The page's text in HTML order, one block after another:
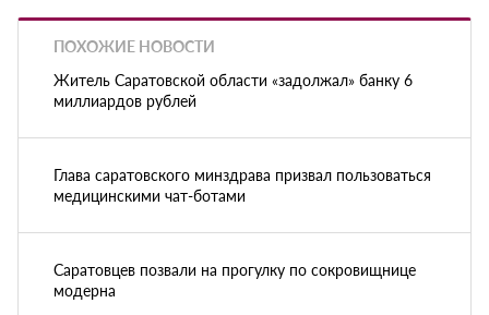
ПОХОЖИЕ НОВОСТИ
Житель Саратовской области «задолжал» банку 6
миллиардов рублей
Глава саратовского минздрава призвал пользоваться
медицинскими чат-ботами
Саратовцев позвали на прогулку по сокровищнице
модерна